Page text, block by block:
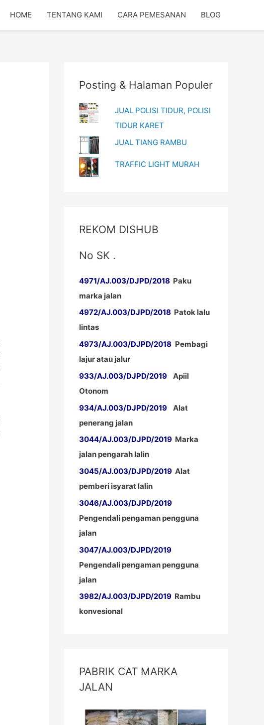
HOME TENTANG KAMI CARA PEMESANAN BLOG
Posting & Halaman Populer
JUAL POLISI TIDUR, POLISI
TIDUR KARET
JUAL TIANG RAMBU
TRAFFIC LIGHT MURAH
REKOM DISHUB
No SK .
4971/AJ.003/DJPD/2018 Paku
marka jalan
4972/AJ.003/DJPD/2018 Patok lalu
lintas
4973/AJ.003/DJPD/2018 Pembagi
lajur atau jalur
933/AJ.003/DJPD/2019 Apiil
Otonom
934/AJ.003/DJPD/2019 Alat
penerang jalan
3044/AJ.003/DJPD/2019 Marka
jalan pengarah lalin
3045/AJ.003/DJPD/2019 Alat
pemberi isyarat lalin
3046/AJ.003/DJPD/2019
Pengendali pengaman pengguna
jalan
3047/AJ.003/DJPD/2019
Pengendali pengaman pengguna
jalan
3982/AJ.003/DJPD/2019 Rambu
konvesional
PABRIK CAT MARKA
JALAN